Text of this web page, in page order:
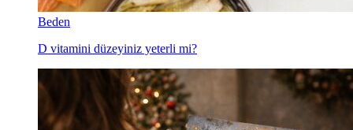
Beden
D vitamini düzeyiniz yeterli mi?